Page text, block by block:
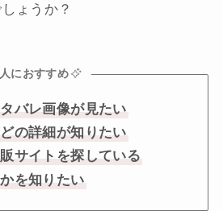
ょうか？
におすすめ
バレ画像が見たい
の詳細が知りたい
サイトを探している
を知りたい